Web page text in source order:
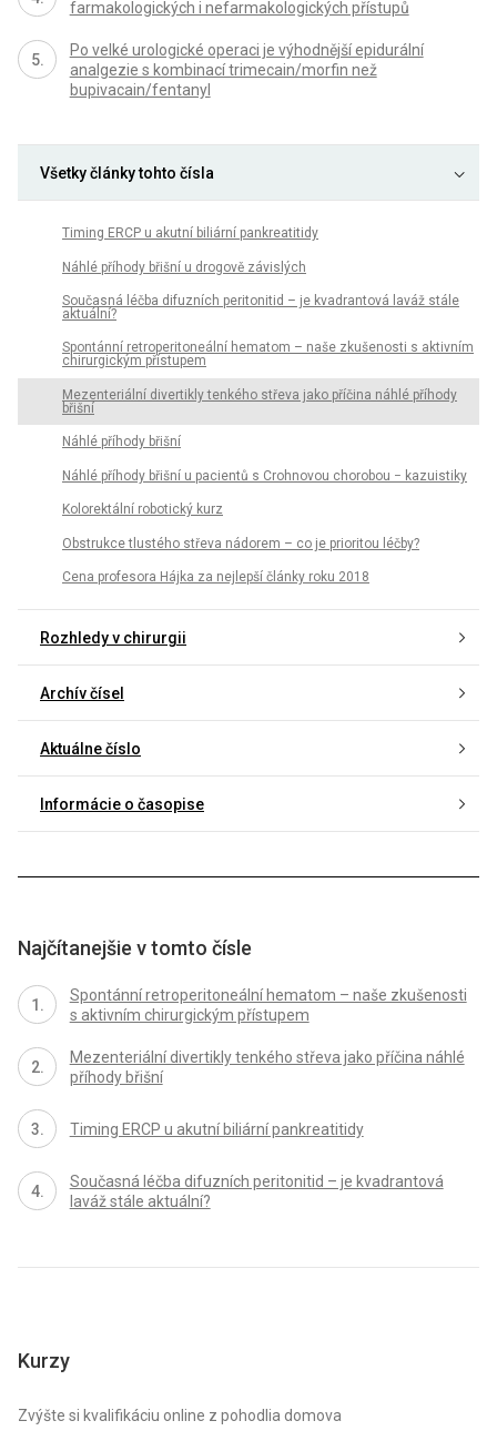
farmakologických i nefarmakologických přístupů
Po velké urologické operaci je výhodnější epidurální
analgezie s kombinací trimecain/morfin než
bupivacain/fentanyl
Všetky články tohto čísla
Timing ERCP u akutní biliární pankreatitidy
Náhlé příhody břišní u drogově závislých
Současná léčba difuzních peritonitid – je kvadrantová laváž stále
aktuální?
Spontánní retroperitoneální hematom – naše zkušenosti s aktivním
chirurgickým přístupem
Mezenteriální divertikly tenkého střeva jako příčina náhlé příhody
břišní
Náhlé příhody břišní
Náhlé příhody břišní u pacientů s Crohnovou chorobou − kazuistiky
Kolorektální robotický kurz
Obstrukce tlustého střeva nádorem – co je prioritou léčby?
Cena profesora Hájka za nejlepší články roku 2018
Rozhledy v chirurgii
Archív čísel
Aktuálne číslo
Informácie o časopise
Najčítanejšie v tomto čísle
Spontánní retroperitoneální hematom – naše zkušenosti
s aktivním chirurgickým přístupem
Mezenteriální divertikly tenkého střeva jako příčina náhlé
příhody břišní
Timing ERCP u akutní biliární pankreatitidy
Současná léčba difuzních peritonitid – je kvadrantová
laváž stále aktuální?
Kurzy
Zvýšte si kvalifikáciu online z pohodlia domova